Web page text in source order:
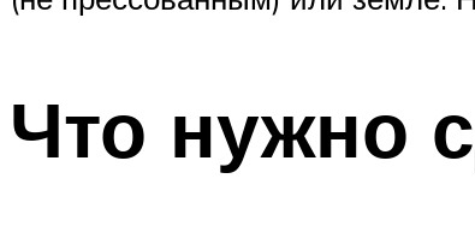
Что нужно